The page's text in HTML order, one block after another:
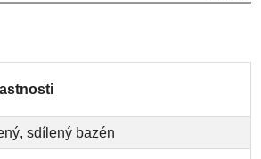
sdílený bazén